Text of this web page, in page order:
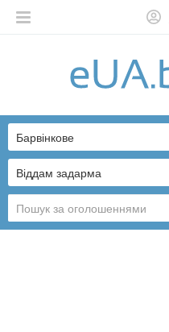
Українська
Віддам задарма
Барвінкове